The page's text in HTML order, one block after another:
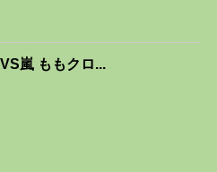
嵐 ももクロ...